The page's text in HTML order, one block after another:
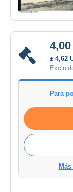
± 4,62
Para